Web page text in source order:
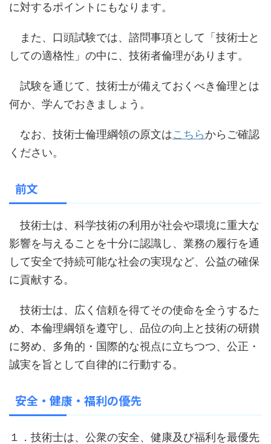
に対するポイントにもなります。
また、口頭試験では、諮問事項として「技術士と
しての適格性」の中に、技術者倫理があります。
試験を通じて、技術士が備えておくべき倫理とは
何か、学んでおきましょう。
なお、技術士倫理綱領の原文はこちらからご確認
ください。
前文
技術士は、科学技術の利用が社会や環境に重大な
影響を与えることを十分に認識し、業務の履行を通
して安全で持続可能な社会の実現など、公益の確保
に貢献する。
技術士は、広く信頼を得てその使命を全うするた
め、本倫理綱領を遵守し、品位の向上と技術の研鑚
に努め、多角的・国際的な視点に立ちつつ、公正・
誠実を旨として自律的に行動する。
安全・健康・福利の優先
１．技術士は、公衆の安全、健康及び福利を最優先